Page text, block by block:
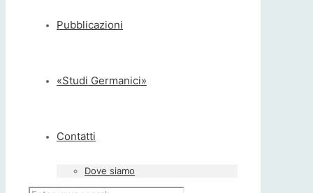
Pubblicazioni
«Studi Germanici»
Contatti
Dove siamo